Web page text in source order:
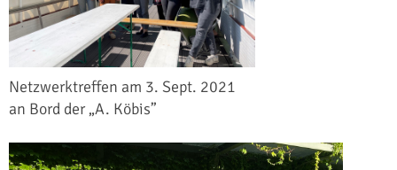
Netzwerktreffen am 3. Sept. 2021
an Bord der „A. Köbis”